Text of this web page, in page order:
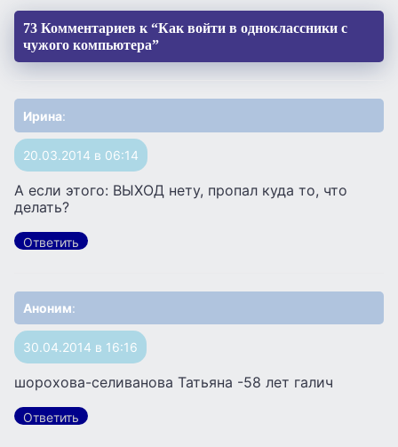
73 Комментариев к “Как войти в одноклассники с
чужого компьютера”
Ирина:
20.03.2014 в 06:14
А если этого: ВЫХОД нету, пропал куда то, что
делать?
Ответить
Аноним:
30.04.2014 в 16:16
шорохова-селиванова Татьяна -58 лет галич
Ответить